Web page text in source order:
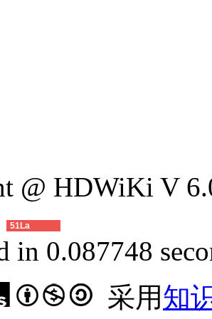
@ HDWiKi V
51La
in 0.087748
采用知